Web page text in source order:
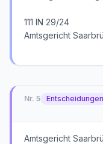
111 IN 29/24
Amtsgericht
Nr. 5
Amtsgericht